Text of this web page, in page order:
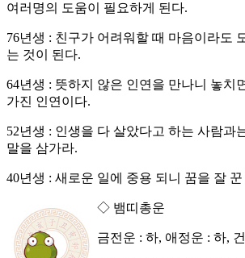
여러명의 도움이 필요하게 된다.
76년생 : 친구가 어려워할 때 마음이라도
는 것이 된다.
64년생 : 뜻하지 않은 인연을 만나니 놓치
가진 인연이다.
52년생 : 인생을 다 살았다고 하는 사람과
말을 삼가라.
40년생 : 새로운 일에 중용 되니 꿈을 잘
◇ 뱀띠총운
금전운 : 하, 애정운 : 하,